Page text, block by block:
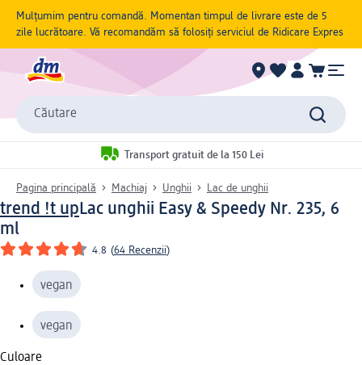
Mulțumim pentru comandă. Momentan timpul de livrare este de 5
zile lucrătoare. Vă recomandăm să folosiți serviciul de Ridicare Expres
Căutare
Transport gratuit de la 150 Lei
Pagina principală Machiaj Unghii Lac de unghii
trend !t upLac unghii Easy & Speedy Nr. 235, 6
ml
4.8 (64 Recenzii)
vegan
vegan
Culoare